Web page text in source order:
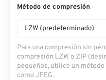
Método de compresión
LZW (predeterminado)
Para una compresión sin
compresión LZW o ZIP
pequeños, utilice un
como JPEG.